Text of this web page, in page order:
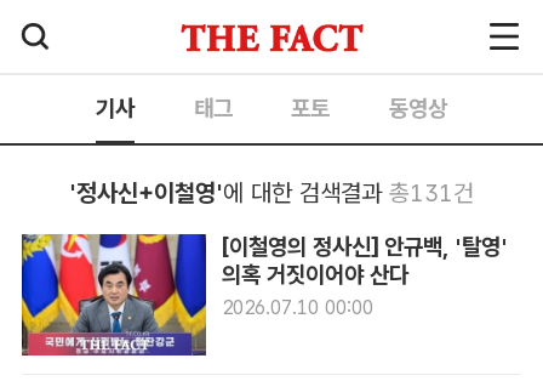
기사 태그 포토 동영상
'정사신+이철영'에 대한 검색결과 총131건
[이철영의 정사신] 안규백, '탈영'
의혹 거짓이어야 산다
2026.07.10 00:00